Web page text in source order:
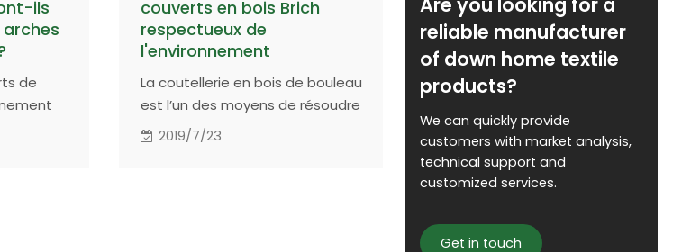
ils
de
couverts en bois Brich
respectueux de
l'environnement
La coutellerie en bois de bouleau
est l’un des moyens de résoudre
le problème des déchets
2019/7/23
Are you looking for a
reliable manufacturer
of down home textile
products?
We can quickly provide
customers with market analysis,
technical support and
customized services.
Get in touch